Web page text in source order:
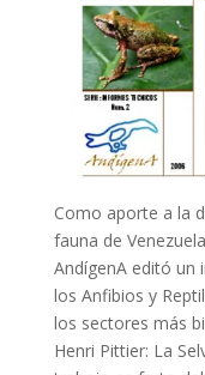
Como aporte a la
fauna de
AndígenA editó un
los Anfibios y
los sectores más
Henri Pittier: La